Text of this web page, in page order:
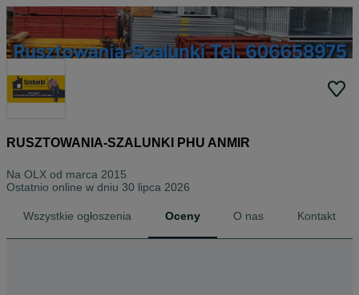
RUSZTOWANIA-SZALUNKI PHU ANMIR
Na OLX od marca 2015
Ostatnio online w dniu 30 lipca 2026
Wszystkie ogłoszenia Oceny O nas Kontakt